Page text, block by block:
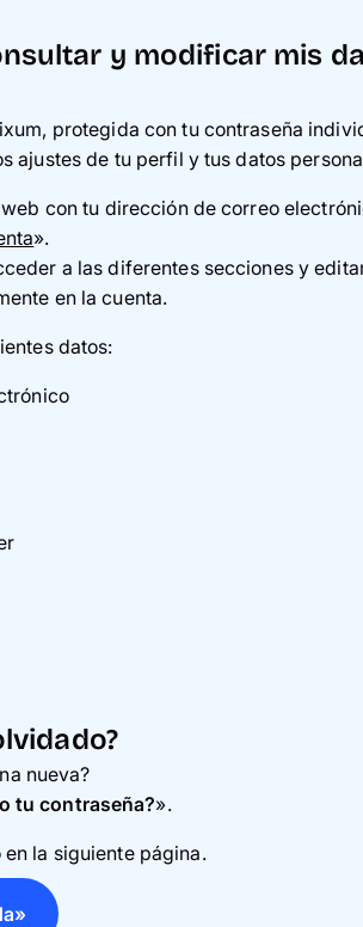
y modificar mis
protegida con tu contraseña
ajustes de tu perfil y tus datos
con tu dirección de correo
».
a las diferentes secciones y
en la cuenta.
datos:
nueva?
tu contraseña?».
la siguiente página.